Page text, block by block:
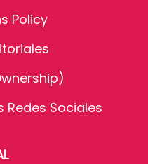
Policy
Redes Sociales